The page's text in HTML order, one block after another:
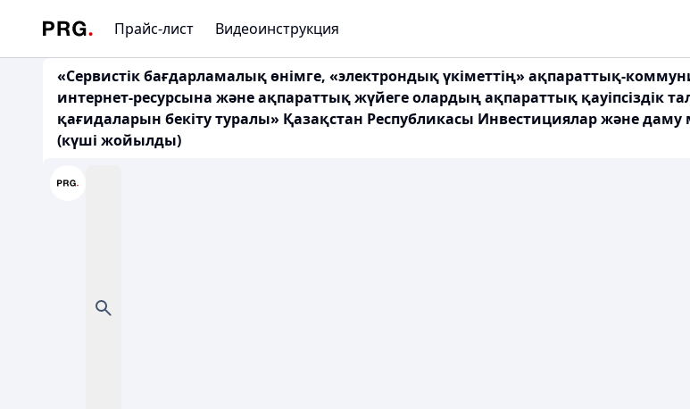
Прайс-лист Видеоинструкция
«Сервистік бағдарламалық өнімге, «электрондық үкіметтің» ақпараттық-
интернет-ресурсына және ақпараттық жүйеге олардың ақпараттық қауіпсіздік
қағидаларын бекіту туралы» Қазақстан Республикасы Инвестициялар және
(күші жойылды)